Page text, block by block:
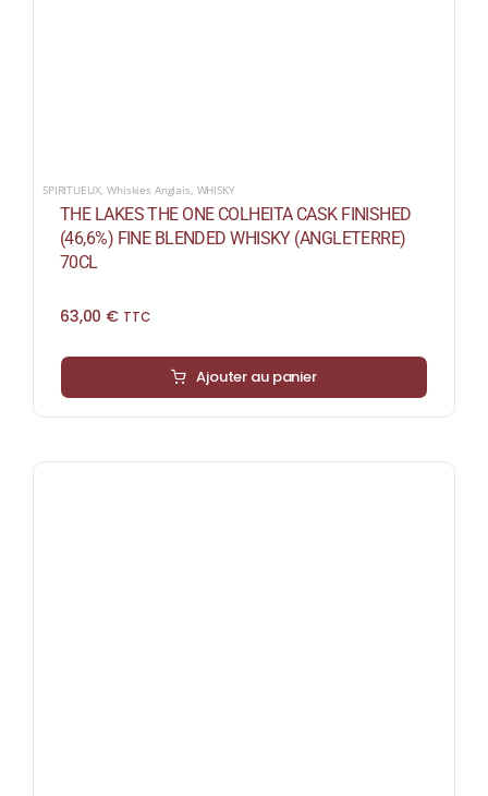
SPIRITUEUX,Whiskies Anglais, WHISKY
THE LAKES THE ONE COLHEITA CASK FINISHED
(46,6%) FINE BLENDED WHISKY (ANGLETERRE)
70CL
63,00 € TTC
Ajouter au panier